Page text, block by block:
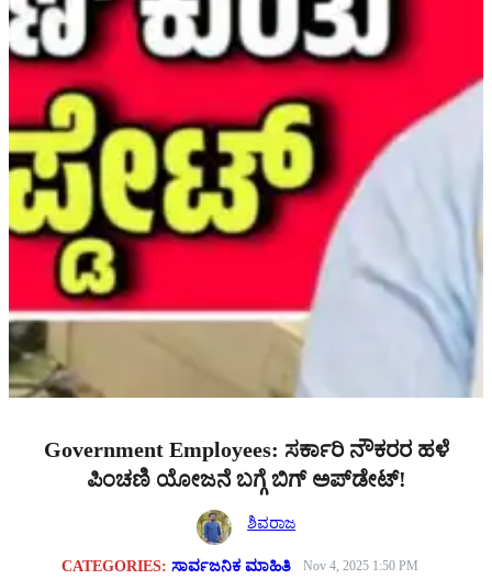
Government Employees: ಸರ್ಕಾರಿ ನೌಕರರ ಹಳೆ
ಪಿಂಚಣಿ ಯೋಜನೆ ಬಗ್ಗೆ ಬಿಗ್‌ ಅಪ್‌ಡೇಟ್‌!
ಶಿವರಾಜ
CATEGORIES:ಸಾರ್ವಜನಿಕ ಮಾಹಿತಿ Nov 4, 2025 1:50 PM